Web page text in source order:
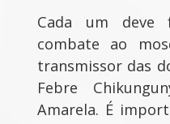
Cada um deve
combate ao
transmissor das
Febre
Amarela. É